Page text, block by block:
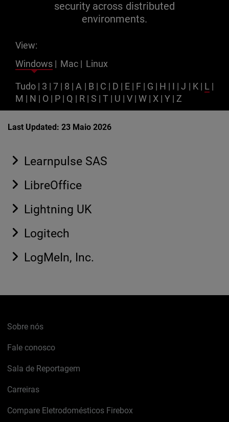
security across distributed
environments.
View:
Windows | Mac | Linux
Tudo | 3 |7 | 8 | A | B | C | D | E | F | G | H | I |J | K | L |
M | N | O | P | Q | R | S | T | U | V |W | X |Y | Z
Last Updated: 23 Maio 2026
Learnpulse SAS
LibreOffice
Lightning UK
Logitech
LogMeIn, Inc.
Sobre nós
Fale conosco
Sala de Reportagem
Carreiras
Compare Eletrodomésticos Firebox